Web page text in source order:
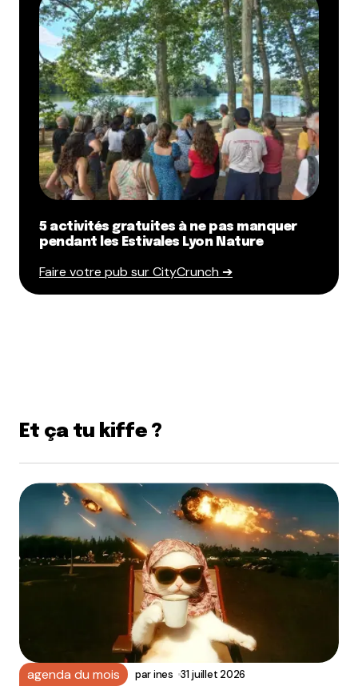
5 activités gratuites à ne pas manquer
pendant les Estivales Lyon Nature
Faire votre pub sur CityCrunch ➔
Et ça tu kiffe ?
agenda du mois parines 31 juillet 2026